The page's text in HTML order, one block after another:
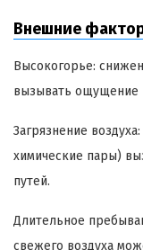
Внешние
Высокогорье:
вызывать ощущение
Загрязнение
химические пары)
путей.
Длительное
свежего воздуха